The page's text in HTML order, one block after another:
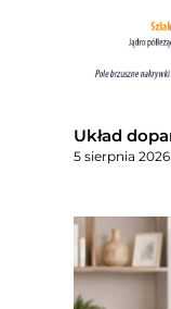
Układ
5 sierpnia 2026